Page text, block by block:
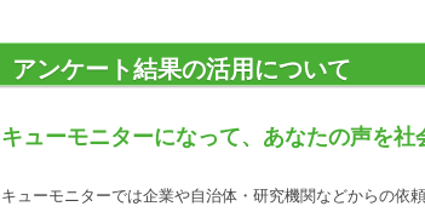
アンケート結果の活用について
キューモニターになって、あなたの声を社
キューモニターでは企業や自治体・研究機関などからの依